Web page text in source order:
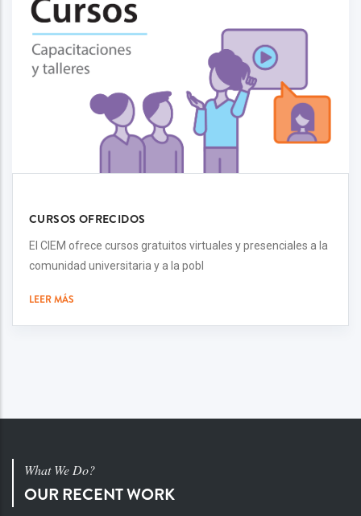
CURSOS OFRECIDOS
El CIEM ofrece cursos gratuitos virtuales y presenciales a la
comunidad universitaria y a la pobl
LEER MÁS
What We Do?
OUR RECENT WORK